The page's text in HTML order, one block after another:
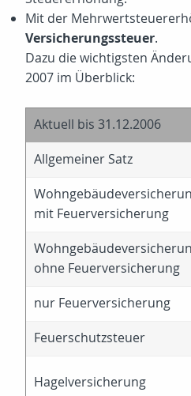
Mit der
Versicherungssteuer.
Dazu die wichtigsten
2007 im Überblick:
Aktuell bis 31.12.2006
Allgemeiner Satz
mit Feuerversicherung
ohne Feuerversicherung
nur Feuerversicherung
Feuerschutzsteuer
Hagelversicherung